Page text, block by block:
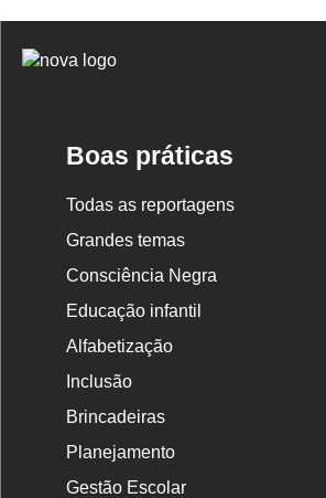
Logo
Boas práticas
Todas as reportagens
Grandes temas
Consciência Negra
Educação infantil
Alfabetização
Inclusão
Brincadeiras
Planejamento
Gestão Escolar